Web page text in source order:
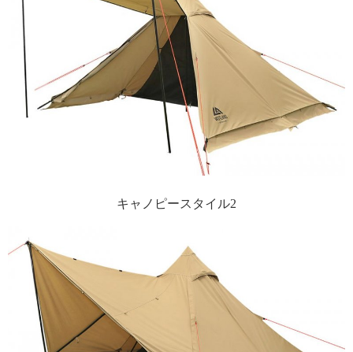
キャノピースタイル2